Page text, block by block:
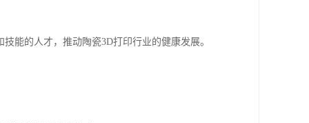
能的人才，推动陶瓷3D打印行业的健康发展。